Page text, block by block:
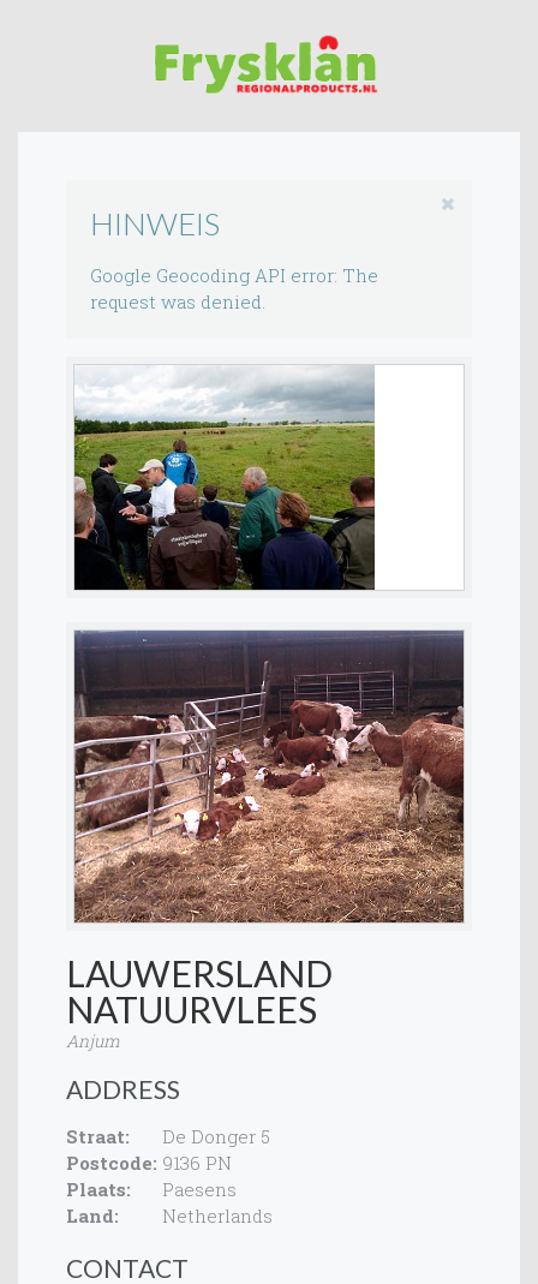
HINWEIS
Google Geocoding API error: The
request was denied.
LAUWERSLAND
NATUURVLEES
Anjum
ADDRESS
Straat:
De Donger 5
Postcode: 9136 PN
Plaats:
Paesens
Land:
Netherlands
CONTACT